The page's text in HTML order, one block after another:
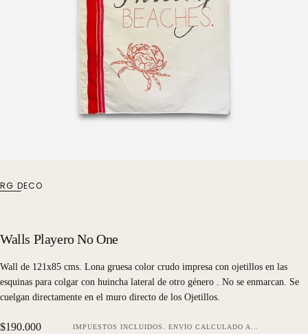
RG DECO
Walls Playero No One
Wall de 121x85 cms. Lona gruesa color crudo impresa con ojetillos en las
esquinas para colgar con huincha lateral de otro género . No se enmarcan. Se
cuelgan directamente en el muro directo de los Ojetillos.
Precio
$190.000 IMPUESTOS INCLUIDOS. ENVÍO CALCULADO AL FINALIZAR LA COMPRA.